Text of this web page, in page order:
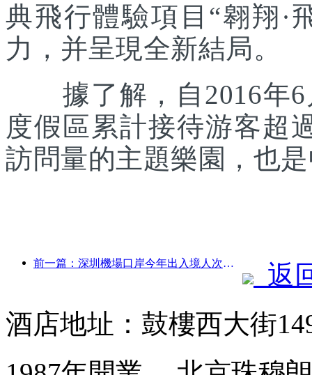
典飛行體驗項目“翱翔·
力，并呈現全新結局。
據了解，自2016年6
度假區累計接待游客超
訪問量的主題樂園，也
前一篇：深圳機場口岸今年出入境人次突破300萬，創歷史同期新高
返
酒店地址：鼓樓西大街